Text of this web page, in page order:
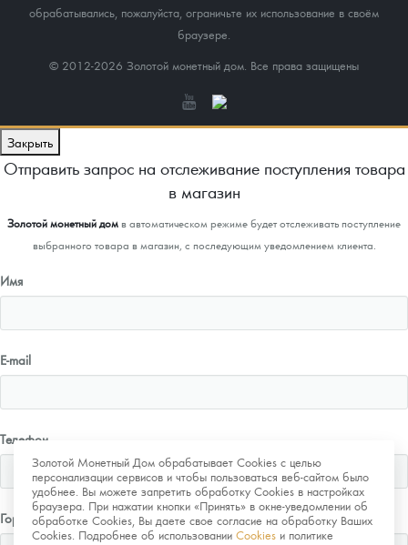
обрабатывались, пожалуйста, ограничьте их использование в своём
браузере.
© 2012-2026 Золотой монетный дом. Все права защищены
Золотой Монетный Дом обрабатывает Cookies с целью
персонализации сервисов и чтобы пользоваться веб-сайтом было
удобнее. Вы можете запретить обработку Cookies в настройках
браузера. При нажатии кнопки «Принять» в окне-уведомлении об
обработке Cookies, Вы даете свое согласие на обработку Ваших
Cookies. Подробнее об использовании Cookies и политике
Закрыть
Отправить запрос на отслеживание поступления товара
в магазин
Золотой монетный домв автоматическом режиме будет отслеживать поступление
выбранного товара в магазин, с последующим уведомлением клиента.
Имя
E-mail
Телефон
Город